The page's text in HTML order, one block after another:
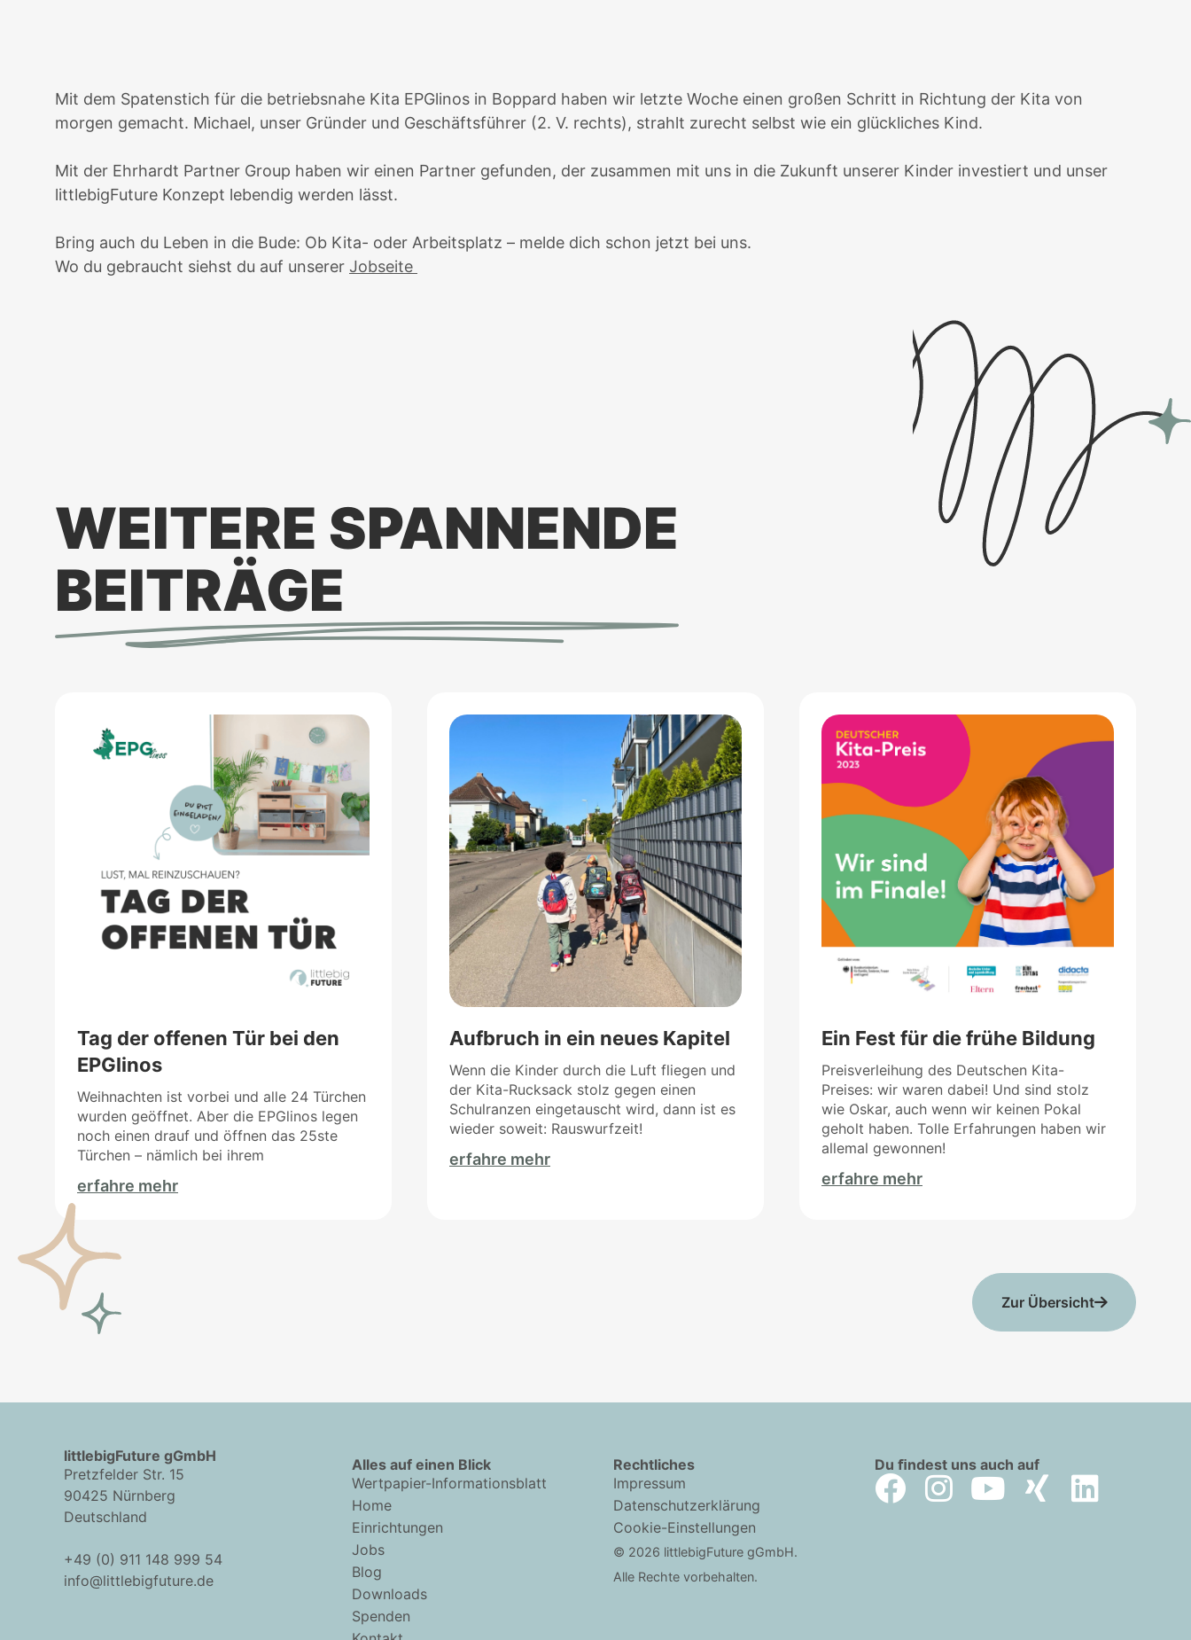
Mit dem Spatenstich für die betriebsnahe Kita EPGlinos in Boppard haben wir letzte Woche einen großen Schritt in Richtung der Kita von
morgen gemacht. Michael, unser Gründer und Geschäftsführer (2. V. rechts), strahlt zurecht selbst wie ein glückliches Kind.
Mit der Ehrhardt Partner Group haben wir einen Partner gefunden, der zusammen mit uns in die Zukunft unserer Kinder investiert und unser
littlebigFuture Konzept lebendig werden lässt.
Bring auch du Leben in die Bude: Ob Kita- oder Arbeitsplatz – melde dich schon jetzt bei uns.
Wo du gebraucht siehst du auf unserer Jobseite
WEITERE SPANNENDE
BEITRÄGE
Tag der offenen Tür bei den
EPGlinos
Weihnachten ist vorbei und alle 24 Türchen
wurden geöffnet. Aber die EPGlinos legen
noch einen drauf und öffnen das 25ste
Türchen – nämlich bei ihrem
erfahre mehr
Aufbruch in ein neues Kapitel
Wenn die Kinder durch die Luft fliegen und
der Kita-Rucksack stolz gegen einen
Schulranzen eingetauscht wird, dann ist es
wieder soweit: Rauswurfzeit!
erfahre mehr
Ein Fest für die frühe Bildung
Preisverleihung des Deutschen Kita-
Preises: wir waren dabei! Und sind stolz
wie Oskar, auch wenn wir keinen Pokal
geholt haben. Tolle Erfahrungen haben wir
allemal gewonnen!
erfahre mehr
Zur Übersicht
littlebigFuture gGmbH
Pretzfelder Str. 15
90425 Nürnberg
Deutschland
+49 (0) 911 148 999 54
info@littlebigfuture.de
Alles auf einen Blick
Wertpapier-Informationsblatt
Home
Einrichtungen
Jobs
Blog
Downloads
Spenden
Rechtliches
Impressum
Datenschutzerklärung
Cookie-Einstellungen
© 2026 littlebigFuture gGmbH.
Alle Rechte vorbehalten.
Du ﬁndest uns auch auf